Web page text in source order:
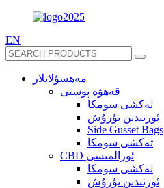
EN
مەھسۇلاتلار
قەھۋە پوستى
تەكشى سومكا
ئورنىدىن تۇرۇش
Side Gusset Bags
تەكشى سومكا
CBD ئورالمىسى
تەكشى سومكا
ئورنىدىن تۇرۇش